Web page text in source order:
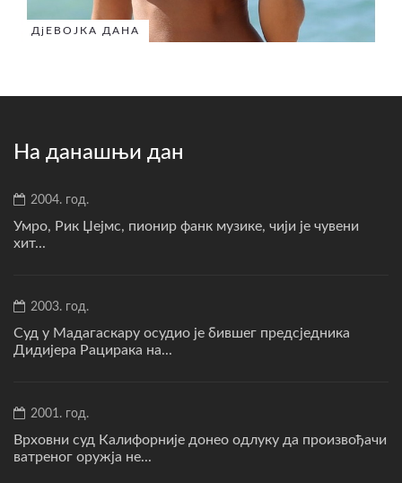
ДјЕВОЈКА ДАНА
На данашњи дан
2004. год.
Умро, Рик Џејмс, пионир фанк музике, чији је чувени
хит...
2003. год.
Суд у Мадагаскару осудио је бившег предсједника
Дидијера Рацирака на...
2001. год.
Врховни суд Калифорније донео одлуку да произвођачи
ватреног оружја не...